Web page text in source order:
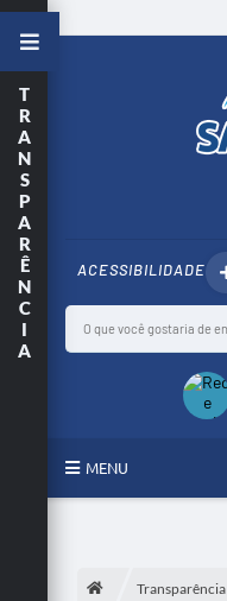
ACESSIBILIDADE
MENU
T
R
A
N
S
P
A
R
Ê
N
C
I
A
Transparência